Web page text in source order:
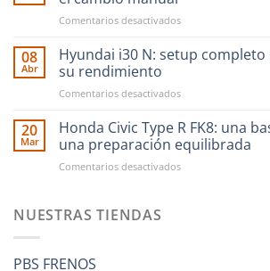
en
Motorsport
fácil
nunca
Comentarios desactivadosen
Ultra
Shifter:
nueva
de
entender
cambio
08
Abr
Hyundai i30 N: setup
su rendimiento
Comentarios desactivadosen
i30
setup
completo
20
Mar
Honda Civic Type R FK8: una
una preparación equilibrada
Comentarios desactivadosen
NUESTRAS TIENDAS
PBS FRENOS